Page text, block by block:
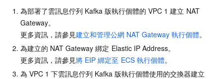
為部署了雲訊息佇列 Kafka 版執行個體的 VPC 1 建立 NAT
Gateway。
更多資訊，請參見建立和管理公網 NAT Gateway 執行個體。
為建立的 NAT Gateway 綁定 Elastic IP Address。
更多資訊，請參見將 EIP 綁定至 ECS 執行個體。
為 VPC 1 下雲訊息佇列 Kafka 版執行個體使用的交換器建立